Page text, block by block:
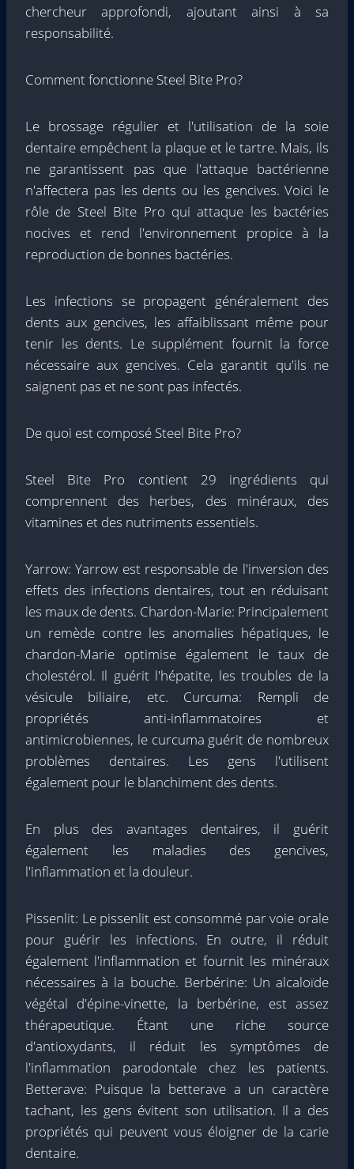
chercheur approfondi, ajoutant ainsi à sa
responsabilité.
Comment fonctionne Steel Bite Pro?
Le brossage régulier et l'utilisation de la soie
dentaire empêchent la plaque et le tartre. Mais, ils
ne garantissent pas que l'attaque bactérienne
n'affectera pas les dents ou les gencives. Voici le
rôle de Steel Bite Pro qui attaque les bactéries
nocives et rend l'environnement propice à la
reproduction de bonnes bactéries.
Les infections se propagent généralement des
dents aux gencives, les affaiblissant même pour
tenir les dents. Le supplément fournit la force
nécessaire aux gencives. Cela garantit qu'ils ne
saignent pas et ne sont pas infectés.
De quoi est composé Steel Bite Pro?
Steel Bite Pro contient 29 ingrédients qui
comprennent des herbes, des minéraux, des
vitamines et des nutriments essentiels.
Yarrow: Yarrow est responsable de l'inversion des
effets des infections dentaires, tout en réduisant
les maux de dents. Chardon-Marie: Principalement
un remède contre les anomalies hépatiques, le
chardon-Marie optimise également le taux de
cholestérol. Il guérit l'hépatite, les troubles de la
vésicule biliaire, etc. Curcuma: Rempli de
propriétés anti-inflammatoires et
antimicrobiennes, le curcuma guérit de nombreux
problèmes dentaires. Les gens l'utilisent
également pour le blanchiment des dents.
En plus des avantages dentaires, il guérit
également les maladies des gencives,
l'inflammation et la douleur.
Pissenlit: Le pissenlit est consommé par voie orale
pour guérir les infections. En outre, il réduit
également l'inflammation et fournit les minéraux
nécessaires à la bouche. Berbérine: Un alcaloïde
végétal d'épine-vinette, la berbérine, est assez
thérapeutique. Étant une riche source
d'antioxydants, il réduit les symptômes de
l'inflammation parodontale chez les patients.
Betterave: Puisque la betterave a un caractère
tachant, les gens évitent son utilisation. Il a des
propriétés qui peuvent vous éloigner de la carie
dentaire.